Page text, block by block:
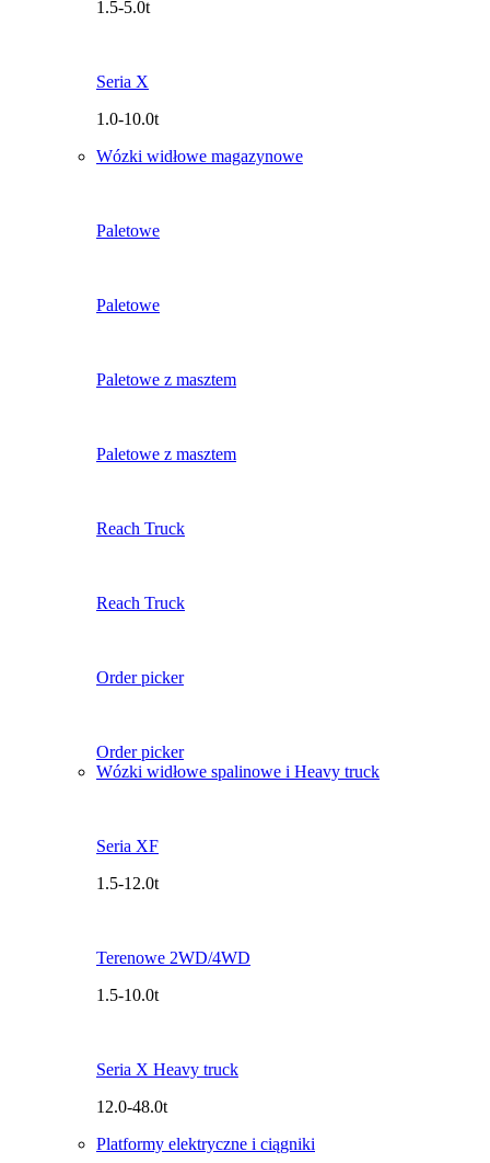
1.5-5.0t
Seria X
1.0-10.0t
Wózki widłowe magazynowe
Paletowe
Paletowe
Paletowe z masztem
Paletowe z masztem
Reach Truck
Reach Truck
Order picker
Order picker
Wózki widłowe spalinowe i Heavy truck
Seria XF
1.5-12.0t
Terenowe 2WD/4WD
1.5-10.0t
Seria X Heavy truck
12.0-48.0t
Platformy elektryczne i ciągniki